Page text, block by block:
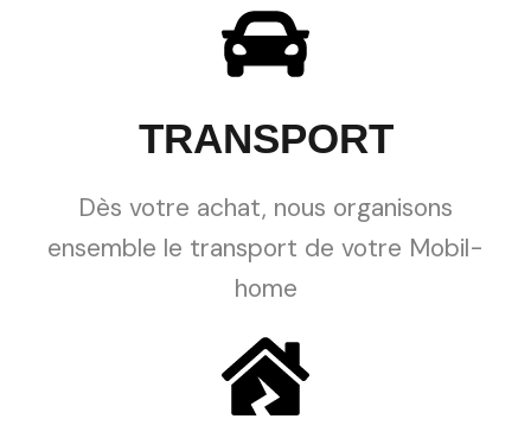
TRANSPORT
Dès votre achat, nous organisons
ensemble le transport de votre Mobil-
home